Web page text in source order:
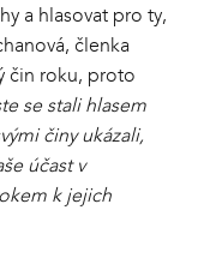
a hlasovat pro ty,
členka
čin roku, proto
se stali hlasem
činy ukázali,
účast v
k jejich